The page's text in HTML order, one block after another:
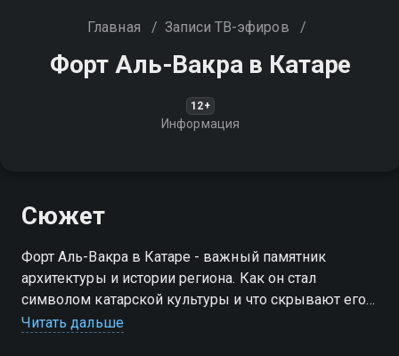
Главная / Записи ТВ-эфиров /
Форт Аль-Вакра в Катаре
12+
Информация
Сюжет
Форт Аль-Вакра в Катаре - важный памятник
архитектуры и истории региона. Как он стал
символом катарской культуры и что скрывают его
стены?
Читать дальше